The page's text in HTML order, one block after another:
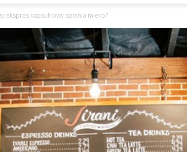
ekspres kapsułkowy spienia mleko?